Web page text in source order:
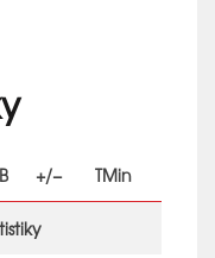
B +/− TMin